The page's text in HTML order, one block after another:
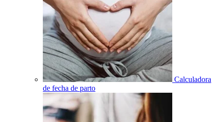
Calculadora
de fecha de parto